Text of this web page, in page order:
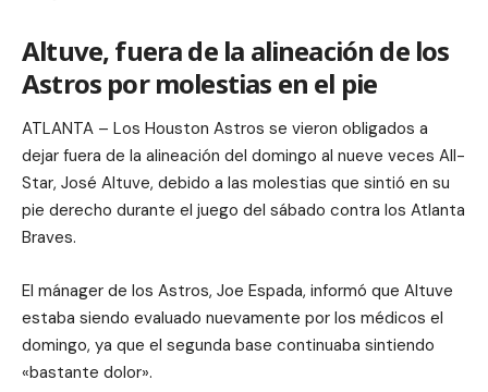
Altuve, fuera de la alineación de los
Astros por molestias en el pie
ATLANTA – Los Houston Astros se vieron obligados a
dejar fuera de la alineación del domingo al nueve veces All-
Star, José Altuve, debido a las molestias que sintió en su
pie derecho durante el juego del sábado contra los Atlanta
Braves.
El mánager de los Astros, Joe Espada, informó que Altuve
estaba siendo evaluado nuevamente por los médicos el
domingo, ya que el segunda base continuaba sintiendo
«bastante dolor».